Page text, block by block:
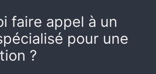
faire appel à un
pour une
?